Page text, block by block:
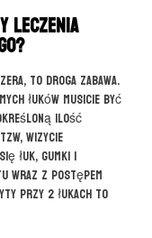
leczenia
to droga zabawa.
łuków musicie być
ilość
wizycie
łuk, gumki i
wraz z postępem
przy 2 łukach to